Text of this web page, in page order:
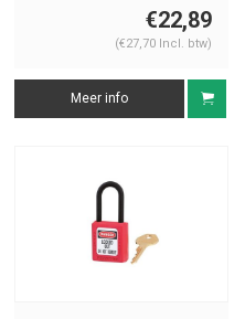
(Pin-Out Standard)
090844, 090845
€22,89
(€27,70 Incl. btw)
Meer info